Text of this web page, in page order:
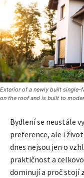
Exterior of a newly built single-
on the roof and is built to
Bydlení se neustále
preference, ale i
dnes nejsou jen o
praktičnost a
dominují a proč stojí